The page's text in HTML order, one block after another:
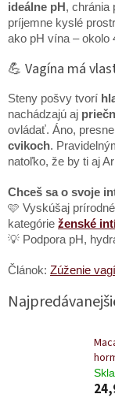
ideálne pH , chránia
príjemne kyslé
ako pH vína – okolo
💪 Vagína má
Steny pošvy tvorí
nachádzajú aj
ovládať. Áno,
cvikoch.
natoľko, že by ti aj
Chceš sa o svoje
🩷 Vyskúšaj
kategórie ženské
💡 Podpora pH,
Článok: Zúženie